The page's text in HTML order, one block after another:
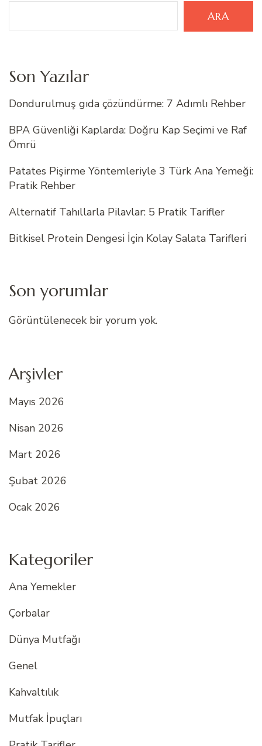
ARA
Son Yazılar
Dondurulmuş gıda çözündürme: 7 Adımlı Rehber
BPA Güvenliği Kaplarda: Doğru Kap Seçimi ve Raf
Ömrü
Patates Pişirme Yöntemleriyle 3 Türk Ana Yemeği:
Pratik Rehber
Alternatif Tahıllarla Pilavlar: 5 Pratik Tarifler
Bitkisel Protein Dengesi İçin Kolay Salata Tarifleri
Son yorumlar
Görüntülenecek bir yorum yok.
Arşivler
Mayıs 2026
Nisan 2026
Mart 2026
Şubat 2026
Ocak 2026
Kategoriler
Ana Yemekler
Çorbalar
Dünya Mutfağı
Genel
Kahvaltılık
Mutfak İpuçları